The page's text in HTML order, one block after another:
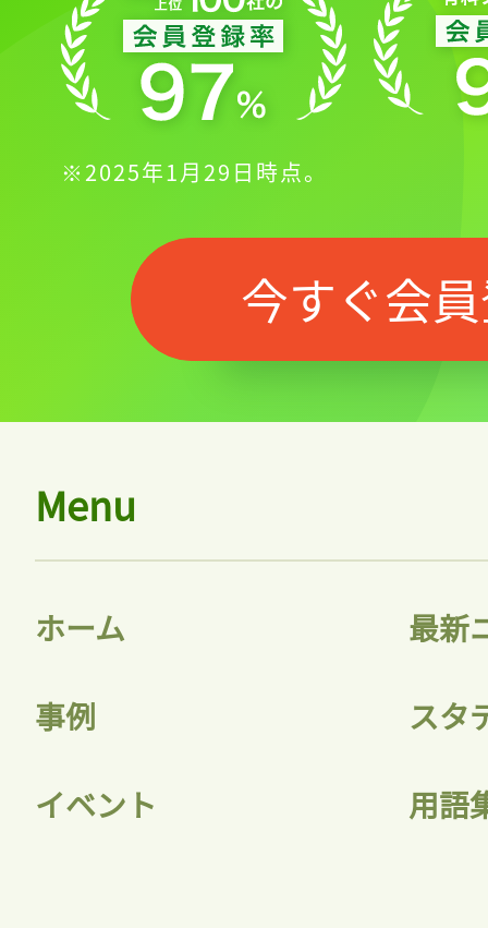
※2025年1月29日時点。
今すぐ会
Menu
ホーム 最新
事例 スタ
イベント 用語